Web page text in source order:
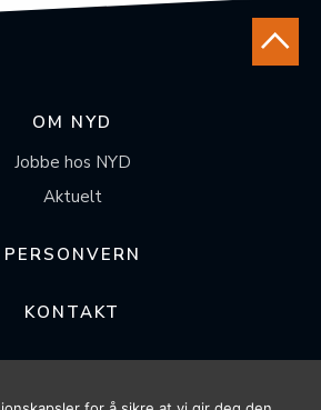
OM NYD
Jobbe hos NYD
Aktuelt
PERSONVERN
KONTAKT